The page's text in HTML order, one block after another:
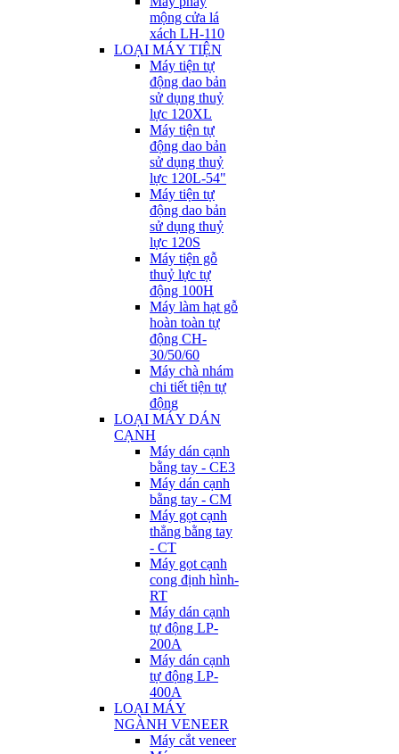
mộng cửa lá
xách LH-110
LOẠI MÁY TIỆN
Máy tiện tự
động dao bản
sử dụng thuỷ
lực 120XL
Máy tiện tự
động dao bản
sử dụng thuỷ
lực 120L-54"
Máy tiện tự
động dao bản
sử dụng thuỷ
lực 120S
Máy tiện gỗ
thuỷ lực tự
động 100H
Máy làm hạt gỗ
hoàn toàn tự
động CH-
30/50/60
Máy chà nhám
chi tiết tiện tự
động
LOẠI MÁY DÁN
CẠNH
Máy dán cạnh
bằng tay - CE3
Máy dán cạnh
bằng tay - CM
Máy gọt cạnh
thẳng bằng tay
- CT
Máy gọt cạnh
cong định hình-
RT
Máy dán cạnh
tự động LP-
200A
Máy dán cạnh
tự động LP-
400A
LOẠI MÁY
NGÀNH VENEER
Máy cắt veneer